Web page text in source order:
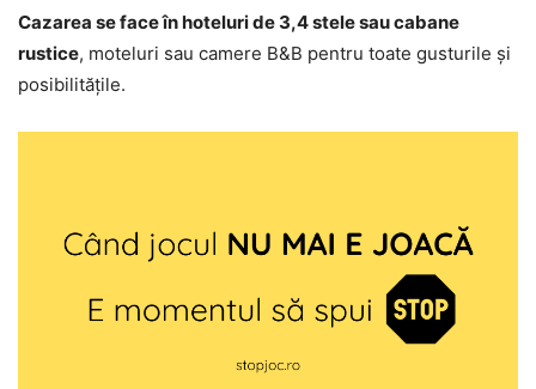
Cazarea se face în hoteluri de 3,4 stele sau cabane
rustice, moteluri sau camere B&B pentru toate gusturile și
posibilitățile.